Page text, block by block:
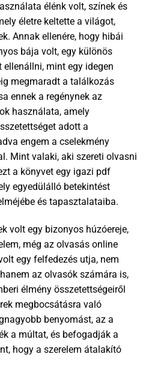
élénk volt, színek és
életre keltette a világot,
Annak ellenére, hogy hibái
bája volt, egy különös
ellenállni, mint egy idegen
megmaradt a találkozás
ennek a regénynek az
használata, amely
adott a
engem a cselekmény
Mint valaki, aki szereti olvasni
a könyvet egy igazi pdf
egyedülálló betekintést
és tapasztalataiba.
volt egy bizonyos húzóereje,
még az olvasás online
egy felfedezés utja, nem
az olvasók számára is,
élmény összetettségeiről
megbocsátásra való
benyomást, az a
a múltat, és befogadják a
hogy a szerelem átalakító